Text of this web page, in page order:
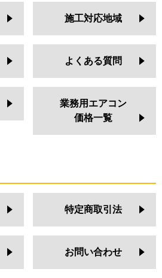
施工対応地域
よくある質問
業務用エアコン
価格一覧
特定商取引法
お問い合わせ